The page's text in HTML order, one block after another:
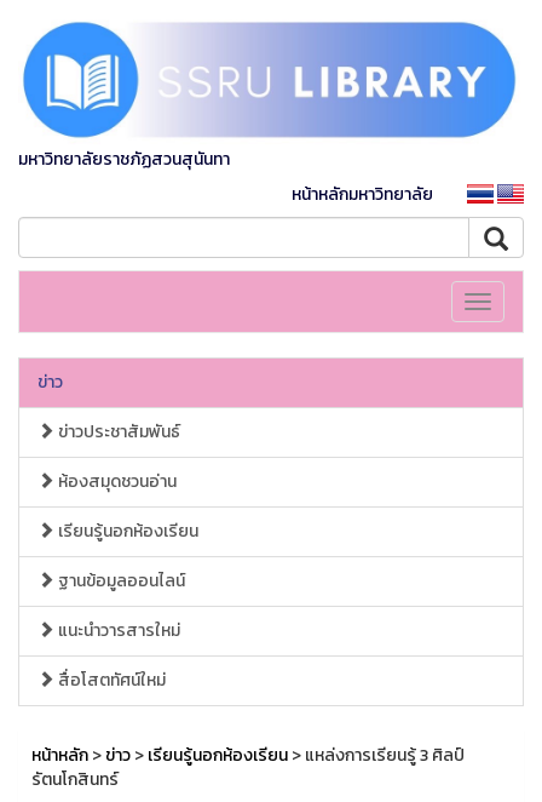
มหาวิทยาลัยราชภัฏสวนสุนันทา
หน้าหลักมหาวิทยาลัย
Toggle
ข่าว
ข่าวประชาสัมพันธ์
ห้องสมุดชวนอ่าน
เรียนรู้นอกห้องเรียน
ฐานข้อมูลออนไลน์
แนะนำวารสารใหม่
สื่อโสตทัศน์ใหม่
หน้าหลัก>ข่าว>เรียนรู้นอกห้องเรียน> แหล่งการเรียนรู้ 3 ศิลป์
รัตนโกสินทร์